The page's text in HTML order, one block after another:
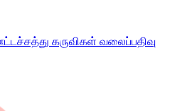
கருவிகள் வலைப்பதிவு